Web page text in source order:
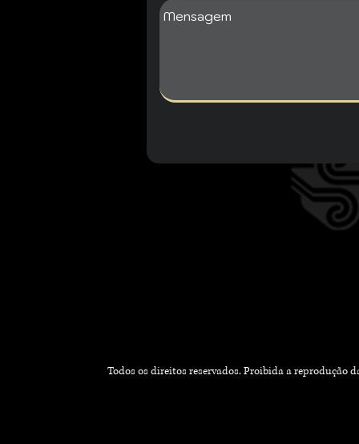
Todos os direitos reservados. Proibida a reprodução